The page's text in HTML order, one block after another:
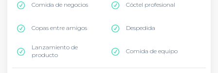
Comida de negocios Cóctel profesional
Copas entre amigos Despedida
Lanzamiento de
producto
Comida de equipo